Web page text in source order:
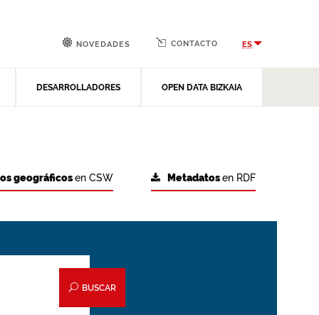
DESARROLLADORES OPEN DATA BIZKAIA
NOVEDADES CONTACTO ES
Metadatosen RDF
geográficosen CSW
BUSCAR